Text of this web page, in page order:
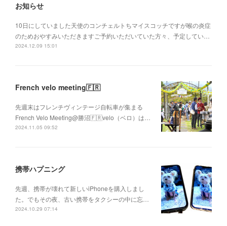
お知らせ
10日にしていました天使のコンチェルトちマイスコッチですが喉の炎症
のためおやすみいただきますご予約いただいていた方々、予定してい…
2024.12.09 15:01
French velo meeting🇫🇷
先週末はフレンチヴィンテージ自転車が集まる
French Velo Meeting@勝沼🇫🇷velo（ベロ）は…
2024.11.05 09:52
携帯ハプニング
先週、携帯が壊れて新しいiPhoneを購入しまし
た。でもその夜、古い携帯をタクシーの中に忘…
2024.10.29 07:14